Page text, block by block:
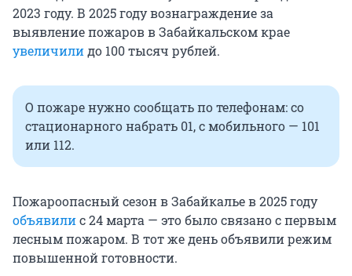
2023 году. В 2025 году вознаграждение за
выявление пожаров в Забайкальском крае
увеличилидо 100 тысяч рублей.
О пожаре нужно сообщать по телефонам: со
стационарного набрать 01, с мобильного — 101
или 112.
Пожароопасный сезон в Забайкалье в 2025 году
объявилис 24 марта — это было связано с первым
лесным пожаром. В тот же день объявили режим
повышенной готовности.